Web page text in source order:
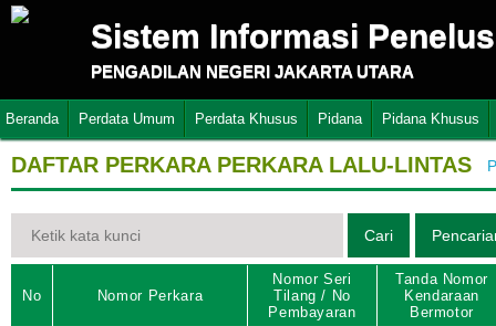
Sistem Informasi
PENGADILAN NEGERI JAKARTA UTARA
Beranda Perdata Umum Perdata Khusus Pidana Pidana Khusus
DAFTAR PERKARA PERKARA LALU-LINTAS
No Nomor Perkara
Nomor Seri
Tilang / No
Pembayaran
Tanda Nomor
Kendaraan
Bermotor